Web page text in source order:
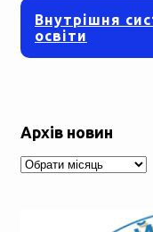
Внутрішня
освіти
Архів новин
Архів
новин